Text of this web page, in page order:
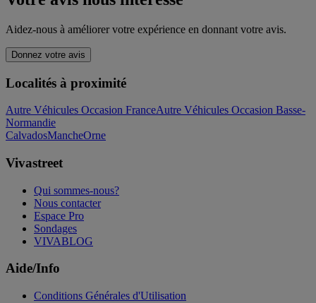
Aidez-nous à améliorer votre expérience en donnant votre avis.
Donnez votre avis
Localités à proximité
Autre Véhicules Occasion FranceAutre Véhicules Occasion Basse-
Normandie
CalvadosMancheOrne
Vivastreet
Qui sommes-nous?
Nous contacter
Espace Pro
Sondages
VIVABLOG
Aide/Info
Conditions Générales d'Utilisation